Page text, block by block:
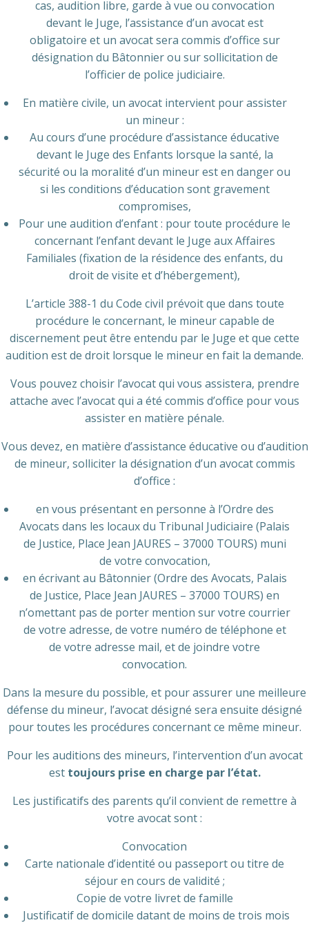
cas, audition libre, garde à vue ou convocation
devant le Juge, l’assistance d’un avocat est
obligatoire et un avocat sera commis d’office sur
désignation du Bâtonnier ou sur sollicitation de
l’officier de police judiciaire.
En matière civile, un avocat intervient pour assister
un mineur :
Au cours d’une procédure d’assistance éducative
devant le Juge des Enfants lorsque la santé, la
sécurité ou la moralité d’un mineur est en danger ou
si les conditions d’éducation sont gravement
compromises,
Pour une audition d’enfant : pour toute procédure le
concernant l’enfant devant le Juge aux Affaires
Familiales (fixation de la résidence des enfants, du
droit de visite et d’hébergement),
L’article 388-1 du Code civil prévoit que dans toute
procédure le concernant, le mineur capable de
discernement peut être entendu par le Juge et que cette
audition est de droit lorsque le mineur en fait la demande.
Vous pouvez choisir l’avocat qui vous assistera, prendre
attache avec l’avocat qui a été commis d’office pour vous
assister en matière pénale.
Vous devez, en matière d’assistance éducative ou d’audition
de mineur, solliciter la désignation d’un avocat commis
d’office :
en vous présentant en personne à l’Ordre des
Avocats dans les locaux du Tribunal Judiciaire (Palais
de Justice, Place Jean JAURES – 37000 TOURS) muni
de votre convocation,
en écrivant au Bâtonnier (Ordre des Avocats, Palais
de Justice, Place Jean JAURES – 37000 TOURS) en
n’omettant pas de porter mention sur votre courrier
de votre adresse, de votre numéro de téléphone et
de votre adresse mail, et de joindre votre
convocation.
Dans la mesure du possible, et pour assurer une meilleure
défense du mineur, l’avocat désigné sera ensuite désigné
pour toutes les procédures concernant ce même mineur.
Pour les auditions des mineurs, l’intervention d’un avocat
est toujours prise en charge par l’état.
Les justificatifs des parents qu’il convient de remettre à
votre avocat sont :
Convocation
Carte nationale d’identité ou passeport ou titre de
séjour en cours de validité ;
Copie de votre livret de famille
Justificatif de domicile datant de moins de trois mois